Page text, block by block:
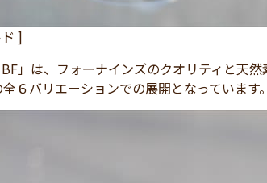
]
」は、フォーナインズのクオリティと天
６バリエーションでの展開となっています。